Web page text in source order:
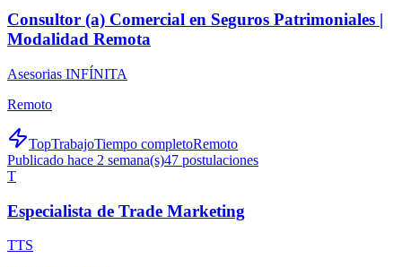
Consultor (a) Comercial en Seguros Patrimoniales |
Modalidad Remota
Asesorias INFÍNITA
Remoto
TopTrabajoTiempo completoRemoto
Publicado hace 2 semana(s)47 postulaciones
T
Especialista de Trade Marketing
TTS